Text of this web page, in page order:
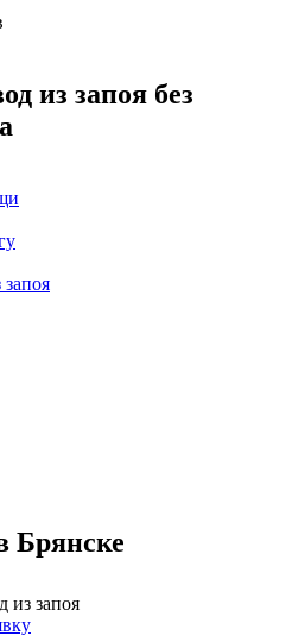
из запоя без
Брянске
запоя